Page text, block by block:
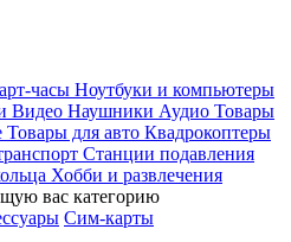
часы Ноутбуки и компьютеры
Видео Наушники Аудио Товары
Товары для авто Квадрокоптеры
Станции подавления
Хобби и развлечения
вас категорию
Сим-карты